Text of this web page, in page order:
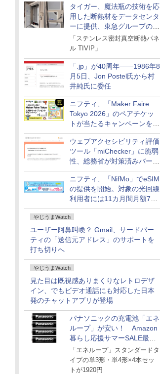
タイガー、魔法瓶の技術を応
用した断熱材をデータセンタ
ーに提供、東急グループの実
証実験で
「ステンレス密封真空断熱パネ
ル TIVIP」
「.jp」が40周年――1986年8
月5日、Jon Postel氏から村
井純氏に委任
ニフティ、「Maker Faire
Tokyo 2026」のペアチケッ
トが当たるキャンペーンをX
で実施。8月16日まで
ウェブアクセシビリティ評価
ツール「miChecker」に脆弱
性、総務省が対策済みバージ
ョンへの更新を呼び掛け
ニフティ、「NifMo」でeSIM
の提供を開始。対象の光回線
利用者には11カ月間月額770
円割引のキャンペーン
やじうまWatch
ユーザー阿鼻叫喚？ Gmail、サードパー
ティの「送信元アドレス」のサポートを
打ち切りへ
やじうまWatch
見た目は既視感ありまくりなレトロデザ
イン、でもビデオ通話にも対応した日本
発のチャットアプリが登場
パナソニックの充電池「エネ
ループ」が安い！ Amazon
暮らし応援サマーSALE最終
日
「エネループ」スタンダードタ
イプの単3形・単4形×4本セッ
トが1920円